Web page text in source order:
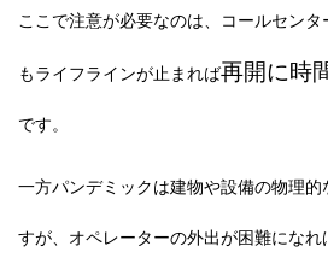
ここで注意が必要なのは、 コールセン
もライフラインが止まれば再開に時
です。
一方パンデミックは建物や設備の物理
すが、オペレーターの外出が困難にな